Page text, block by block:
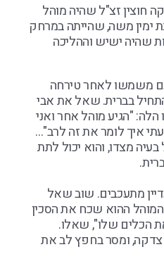
חוצין זצ"ל שהיה מוהל
ימין משה, שהייתה במרחק
שהיה ישיש וההליכה
משמשו לאחר טירחה
בברית. שאל את אבי
הלה: "הגיע מוהל אחר ואני
איך לומר את זה לרב"…
מצדו, והוא יכול לתת
מתעכבים. שוב שאל
ההוא שכח את הסכין
הכלים שלו", שאלו.
צדקה, ומסר בחפץ לב את